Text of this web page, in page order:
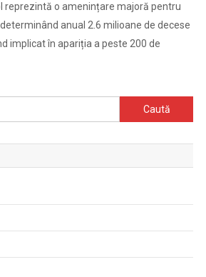
reprezintă o amenințare majoră pentru
anual 2.6 milioane de decese
implicat în apariția a peste 200 de
Caută
după: